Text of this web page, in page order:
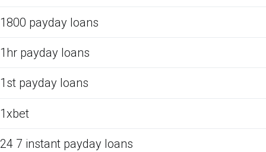
1800 payday loans
1hr payday loans
1st payday loans
1xbet
24 7 instant payday loans